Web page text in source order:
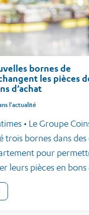
bornes de
les pièces
d’achat
l'actualité
• Le Groupe
trois bornes dans
pour
leurs pièces en bons